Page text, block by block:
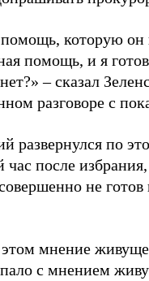
которую он
помощь, и я
– сказал
разговоре с
развернулся по
после
не готов
мнение
с мнением